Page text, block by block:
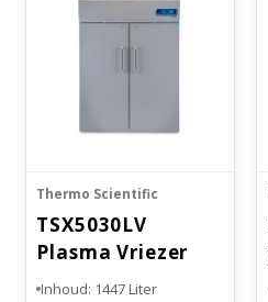
Thermo Scientific
TSX5030LV
Plasma Vriezer
Inhoud: 1447 Liter